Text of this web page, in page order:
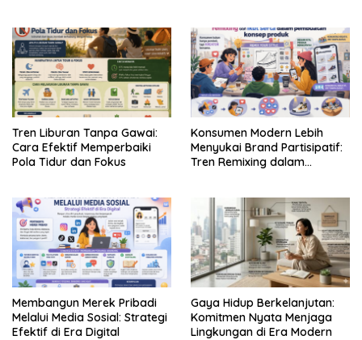
Tren Liburan Tanpa Gawai:
Cara Efektif Memperbaiki
Pola Tidur dan Fokus
Konsumen Modern Lebih
Menyukai Brand Partisipatif:
Tren Remixing dalam
Membangun Merek Pribadi
Melalui Media Sosial: Strategi
Efektif di Era Digital
Gaya Hidup Berkelanjutan:
Komitmen Nyata Menjaga
Lingkungan di Era Modern